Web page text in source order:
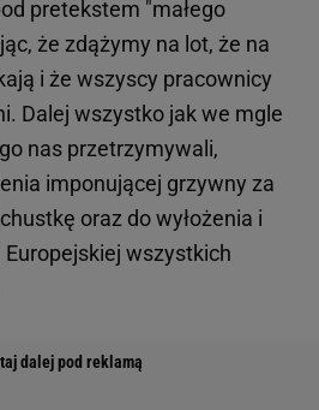
pretekstem "małego
że zdążymy na lot, że na
i że wszyscy pracownicy
Dalej wszystko jak we mgle
nas przetrzymywali,
imponującej grzywny za
oraz do wyłożenia i
wszystkich